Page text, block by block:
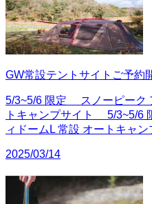
GW常設テントサイトご予約
5/3~5/6 限定 スノーピーク
トキャンプサイト 5/3~5/6
ィドームL 常設 オートキャ
2025/03/14